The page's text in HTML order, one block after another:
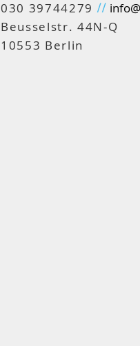
030 39744279 //
Beusselstr. 44N-Q
10553 Berlin